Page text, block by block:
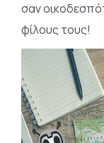
σαν
φίλους τους!